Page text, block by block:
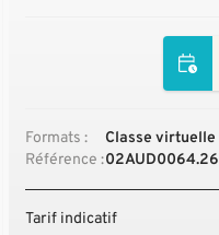
Formats :
Classe virtuelle
Référence :02AUD0064.26
Tarif indicatif